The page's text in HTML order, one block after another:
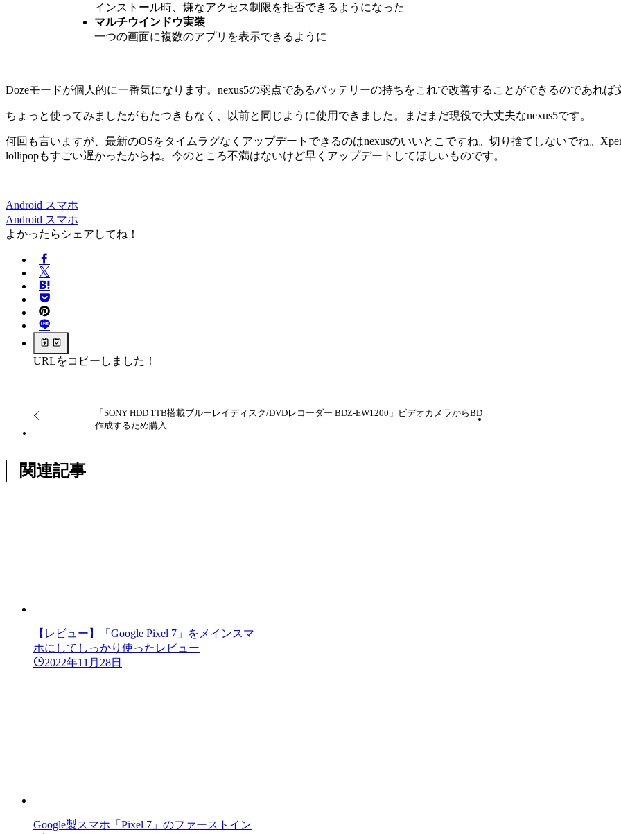
インストール時、嫌なアクセス制限を拒否できるようになった
マルチウインドウ実装
一つの画面に複数のアプリを表示できるように
Dozeモードが個人的に一番気になります。nexus5の弱点であるバッテリーの持ちをこれで改善することができるのであれば
ちょっと使ってみましたがもたつきもなく、以前と同じように使用できました。まだまだ現役で大丈夫なnexus5です。
何回も言いますが、最新のOSをタイムラグなくアップデートできるのはnexusのいいとこですね。切り捨てしないでね。
lollipopもすごい遅かったからね。今のところ不満はないけど早くアップデートしてほしいものです。
Android スマホ
Android スマホ
よかったらシェアしてね！
URLをコピーしました！
「SONY HDD 1TB搭載ブルーレイディスク/DVDレコーダー BDZ-EW1200」ビデオカメラからBD
作成するため購入
関連記事
【レビュー】「Google Pixel 7」をメインスマ
ホにしてしっかり使ったレビュー
2022年11月28日
Google製スマホ「Pixel 7」のファーストイン